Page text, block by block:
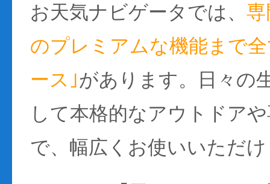
お天気ナビゲータでは、
のプレミアムな機能まで
ース｣があります。日々の
して本格的なアウトドア
で、幅広くお使いいただ